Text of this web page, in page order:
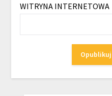
WITRYNA INTERNETOWA